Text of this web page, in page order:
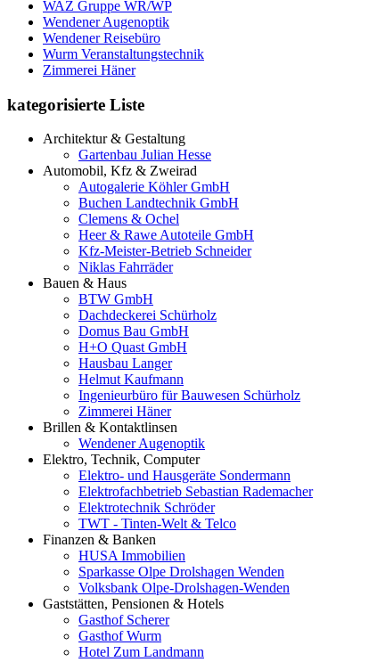
WAZ Gruppe WR/WP
Wendener Augenoptik
Wendener Reisebüro
Wurm Veranstaltungstechnik
Zimmerei Häner
kategorisierte Liste
Architektur & Gestaltung
Gartenbau Julian Hesse
Automobil, Kfz & Zweirad
Autogalerie Köhler GmbH
Buchen Landtechnik GmbH
Clemens & Ochel
Heer & Rawe Autoteile GmbH
Kfz-Meister-Betrieb Schneider
Niklas Fahrräder
Bauen & Haus
BTW GmbH
Dachdeckerei Schürholz
Domus Bau GmbH
H+O Quast GmbH
Hausbau Langer
Helmut Kaufmann
Ingenieurbüro für Bauwesen Schürholz
Zimmerei Häner
Brillen & Kontaktlinsen
Wendener Augenoptik
Elektro, Technik, Computer
Elektro- und Hausgeräte Sondermann
Elektrofachbetrieb Sebastian Rademacher
Elektrotechnik Schröder
TWT - Tinten-Welt & Telco
Finanzen & Banken
HUSA Immobilien
Sparkasse Olpe Drolshagen Wenden
Volksbank Olpe-Drolshagen-Wenden
Gaststätten, Pensionen & Hotels
Gasthof Scherer
Gasthof Wurm
Hotel Zum Landmann